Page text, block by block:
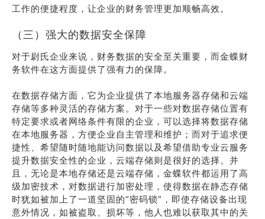
工作的便捷程度，让企业的财务管理更加顺畅高效。
（三）强大的数据安全保障
对于尉氏企业来说，财务数据的安全至关重要，而金蝶财
务软件在这方面提供了强有力的保障。
在数据存储方面，它为企业提供了本地服务器存储和云端
存储等多种灵活的存储方案。对于一些对数据存储位置有
特定要求或者网络条件有限的企业，可以选择将数据存储
在本地服务器，方便企业自主管理和维护；而对于追求便
捷性、希望随时随地能访问数据以及希望借助专业云服务
提升数据安全性的企业，云端存储则是很好的选择。并
且，无论是本地存储还是云端存储，金蝶软件都运用了高
级加密技术，对数据进行加密处理，使得数据在静态存储
时犹如被加上了一道坚固的“密码锁”，即使存储设备出现
意外情况，如被盗取、损坏等，他人也难以获取其中的关